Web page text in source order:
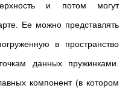
и потом могут
Ее можно представлять
в пространство
данных пружинками.
компонент (в котором